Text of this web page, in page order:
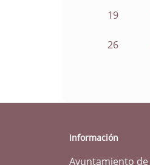
19
26
Información
Ayuntamiento